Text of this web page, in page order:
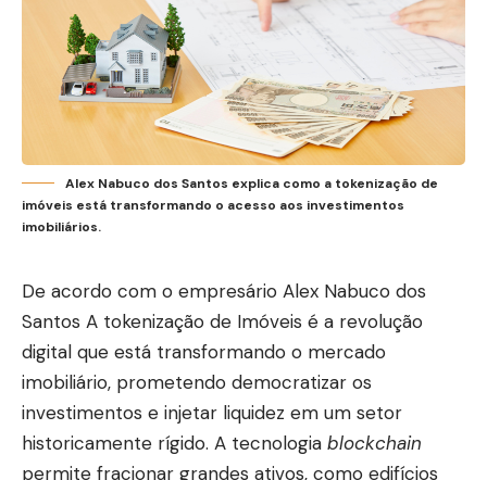
Alex Nabuco dos Santos explica como a tokenização de
imóveis está transformando o acesso aos investimentos
imobiliários.
De acordo com o empresário Alex Nabuco dos
Santos A tokenização de Imóveis é a revolução
digital que está transformando o mercado
imobiliário, prometendo democratizar os
investimentos e injetar liquidez em um setor
historicamente rígido. A tecnologia blockchain
permite fracionar grandes ativos, como edifícios